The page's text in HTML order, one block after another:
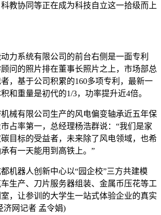
教协同等正在成为科技自立这一拾级而上
系统有限公司的前台右侧是一面专利
问的照片排在董事长照片之上，市场部总
，基于公司积累的160多项专利，最新一
和重量是初代的1/3，功率提升近4倍。
有限公司生产的风电偏变轴承近五年保
占率第一，总经理杨浩群说：“我们是家
目标的受益者，未来除了风电领域，也希
有一天能用到高铁上。”
器人创新中心以“园企校”三方共建模
生产、刀片服务器组装、金属币压花等工
，让参训的大学生一站式体验企业的真实
济网记者 孟令娟)